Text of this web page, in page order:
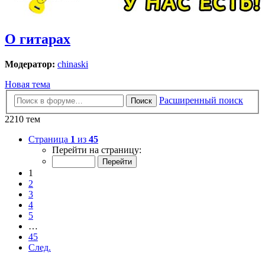
О гитарах
Модератор: chinaski
Новая тема
Поиск
Расширенный поиск
2210 тем
Страница 1 из 45
Перейти на страницу:
1
2
3
4
5
…
45
След.